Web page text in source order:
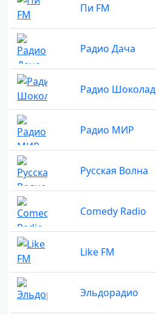
Пи FM
Радио Дача
Радио Шоколад
Радио МИР
Русская Волна
Comedy Radio
Like FM
Эльдорадио